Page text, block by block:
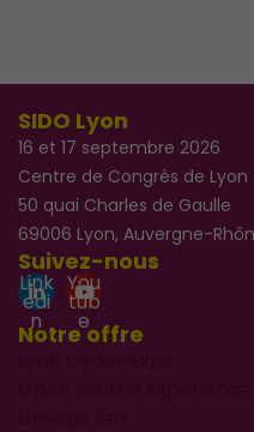
SIDO Lyon
16 et 17 septembre 2026
Centre de Congrès de Lyon
50 quai Charles de Gaulle
69006 Lyon, Auvergne-
Suivez-nous
Link
edi
n
You
tub
e
Notre offre